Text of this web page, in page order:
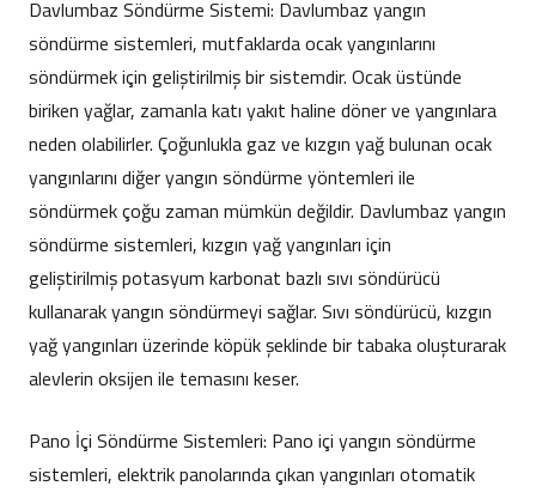
Davlumbaz Söndürme Sistemi: Davlumbaz yangın
söndürme sistemleri, mutfaklarda ocak yangınlarını
söndürmek için geliştirilmiş bir sistemdir. Ocak üstünde
biriken yağlar, zamanla katı yakıt haline döner ve yangınlara
neden olabilirler. Çoğunlukla gaz ve kızgın yağ bulunan ocak
yangınlarını diğer yangın söndürme yöntemleri ile
söndürmek çoğu zaman mümkün değildir. Davlumbaz yangın
söndürme sistemleri, kızgın yağ yangınları için
geliştirilmiş potasyum karbonat bazlı sıvı söndürücü
kullanarak yangın söndürmeyi sağlar. Sıvı söndürücü, kızgın
yağ yangınları üzerinde köpük şeklinde bir tabaka oluşturarak
alevlerin oksijen ile temasını keser.
Pano İçi Söndürme Sistemleri: Pano içi yangın söndürme
sistemleri, elektrik panolarında çıkan yangınları otomatik